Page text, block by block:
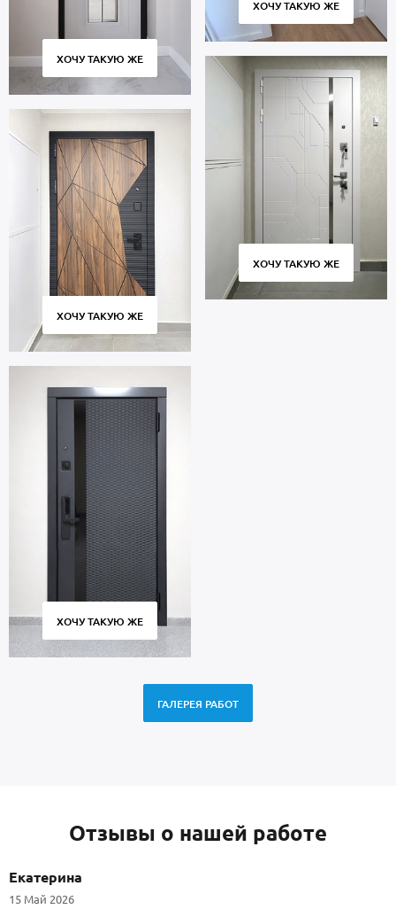
ХОЧУ ТАКУЮ ЖЕ
ХОЧУ ТАКУЮ ЖЕ
ХОЧУ ТАКУЮ ЖЕ
ХОЧУ ТАКУЮ ЖЕ
ХОЧУ ТАКУЮ ЖЕ
ГАЛЕРЕЯ РАБОТ
Отзывы о нашей работе
Екатерина
15 Май 2026